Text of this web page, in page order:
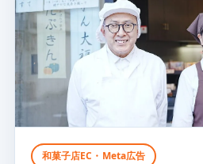
和菓子店EC・Meta広告